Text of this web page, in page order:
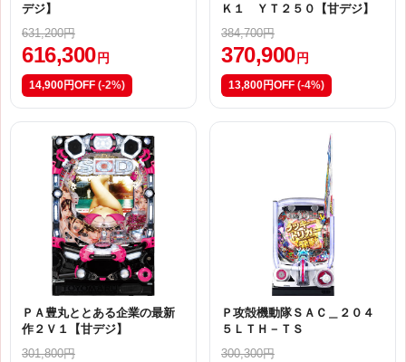
デジ】
631,200円
616,300 円
14,900円OFF (-2%)
Ｋ１ ＹＴ２５０【甘デジ】
384,700円
370,900 円
13,800円OFF (-4%)
ＰＡ豊丸ととある企業の最新
作２Ｖ１【甘デジ】
301,800円
Ｐ攻殻機動隊ＳＡＣ＿２０４
５ＬＴＨ－ＴＳ
300,300円